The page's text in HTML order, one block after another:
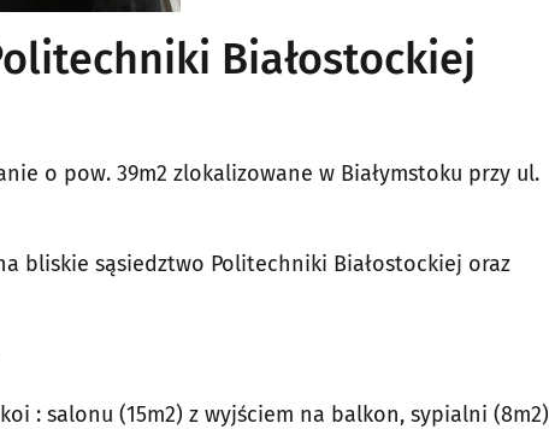
Białostockiej
o pow. 39m2 zlokalizowane w Białymstoku przy ul.
bliskie sąsiedztwo Politechniki Białostockiej oraz
: salonu (15m2) z wyjściem na balkon, sypialni (8m2)